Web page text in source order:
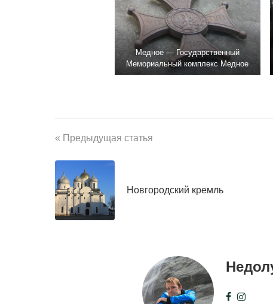
Медное — Государственный
Мемориальный комплекс Медное
« Предыдущая статья
Новгородский кремль